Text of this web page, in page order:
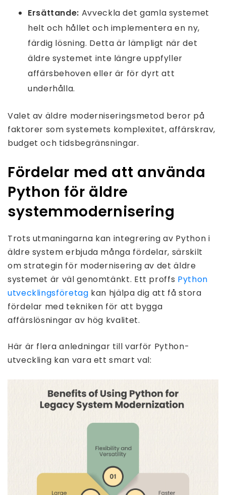
Ersättande: Avveckla det gamla systemet
helt och hållet och implementera en ny,
färdig lösning. Detta är lämpligt när det
äldre systemet inte längre uppfyller
affärsbehoven eller är för dyrt att
underhålla.
Valet av äldre moderniseringsmetod beror på
faktorer som systemets komplexitet, affärskrav,
budget och tidsbegränsningar.
Fördelar med att använda
Python för äldre
systemmodernisering
Trots utmaningarna kan integrering av Python i
äldre system erbjuda många fördelar, särskilt
om strategin för modernisering av det äldre
systemet är väl genomtänkt. Ett proffs Python
utvecklingsföretag kan hjälpa dig att få stora
fördelar med tekniken för att bygga
affärslösningar av hög kvalitet.
Här är flera anledningar till varför Python-
utveckling kan vara ett smart val: